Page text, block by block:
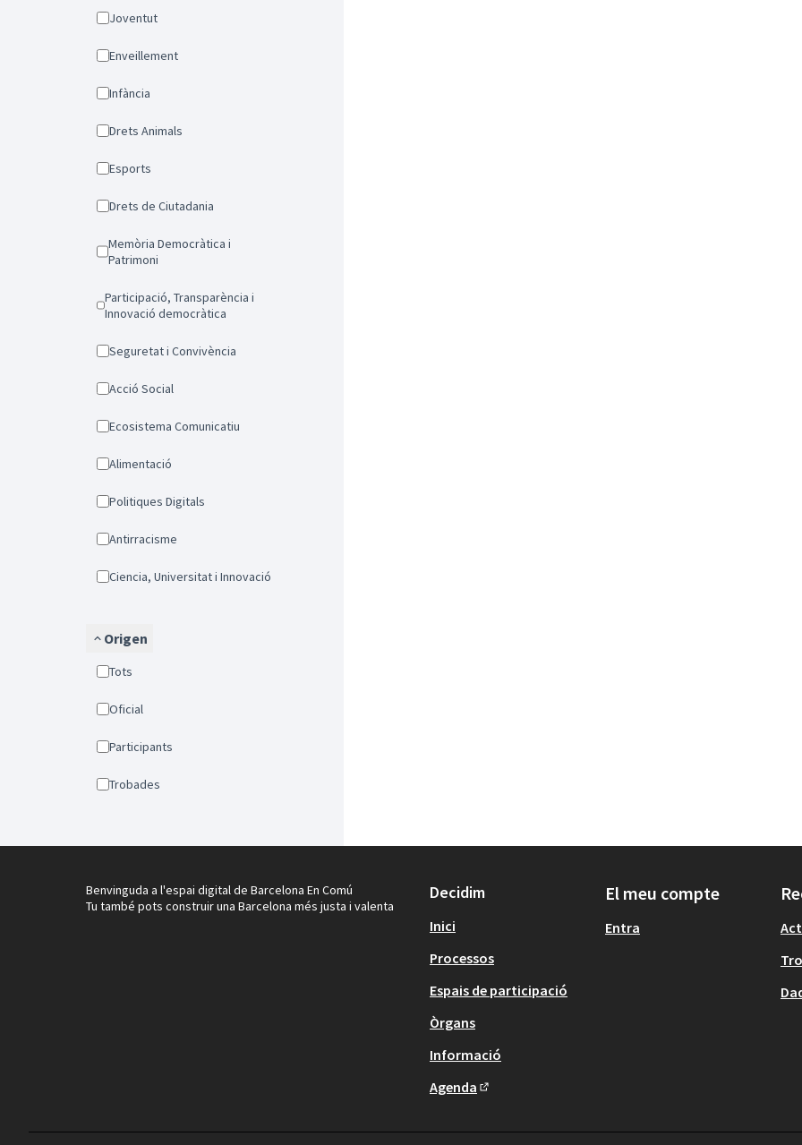
Joventut
Enveillement
Infància
Drets Animals
Esports
Drets de Ciutadania
Memòria Democràtica i
Patrimoni
Participació, Transparència i
Innovació democràtica
Seguretat i Convivència
Acció Social
Ecosistema Comunicatiu
Alimentació
Politiques Digitals
Antirracisme
Ciencia, Universitat i Innovació
Origen
Tots
Oficial
Participants
Trobades
Benvinguda a l'espai digital de Barcelona En Comú
Tu també pots construir una Barcelona més justa i valenta
Decidim
Inici
Processos
Espais de participació
Òrgans
Informació
Agenda
El meu compte
Entra